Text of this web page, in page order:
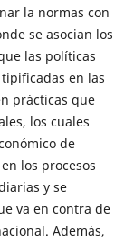
la normas con
se asocian los
las políticas
en las
prácticas que
los cuales
de
los procesos
y se
va en contra de
Además,